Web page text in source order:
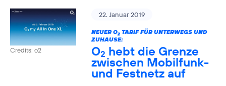
Credits: o2
22. Januar 2019
NEUER O2TARIF FÜR UNTERWEGS UND
ZUHAUSE:
O2 hebt die Grenze
zwischen Mobilfunk-
und Festnetz auf